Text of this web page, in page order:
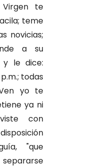
te
teme
novicias;
a su
y le dice:
todas
yo te
ya ni
con
"que